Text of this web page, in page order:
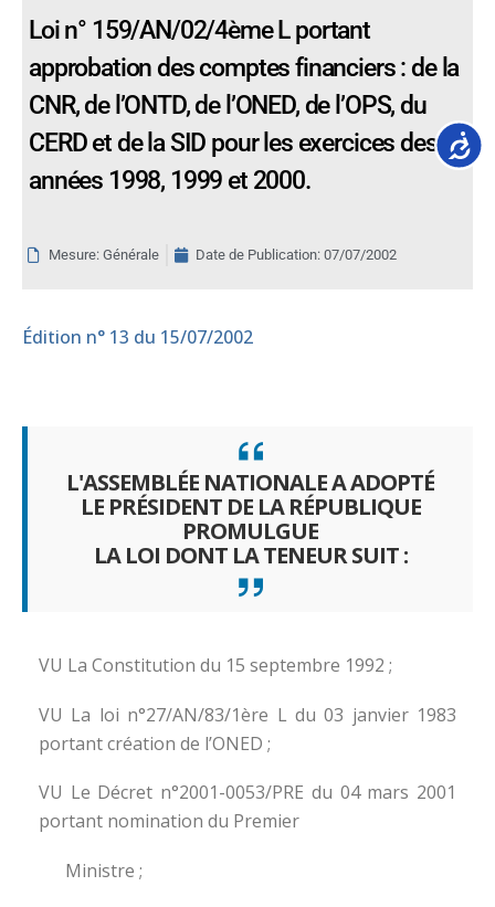
Loi n° 159/AN/02/4ème L portant
approbation des comptes financiers : de la
CNR, de l’ONTD, de l’ONED, de l’OPS, du
CERD et de la SID pour les exercices des
années 1998, 1999 et 2000.
Mesure: Générale Date de Publication: 07/07/2002
Édition n° 13 du 15/07/2002
L'ASSEMBLÉE NATIONALE A ADOPTÉ
LE PRÉSIDENT DE LA RÉPUBLIQUE
PROMULGUE
LA LOI DONT LA TENEUR SUIT :
VU La Constitution du 15 septembre 1992 ;
VU La loi n°27/AN/83/1ère L du 03 janvier 1983
portant création de l’ONED ;
VU Le Décret n°2001-0053/PRE du 04 mars 2001
portant nomination du Premier
Ministre ;